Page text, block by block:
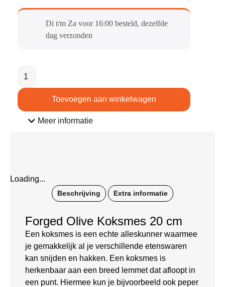
Di t/m Za voor 16:00 besteld, dezelfde
dag verzonden​
Toevoegen aan winkelwagen
Meer informatie
Loading...
Beschrijving Extra informatie
Forged Olive Koksmes 20 cm
Een koksmes is een echte alleskunner waarmee
je gemakkelijk al je verschillende etenswaren
kan snijden en hakken. Een koksmes is
herkenbaar aan een breed lemmet dat afloopt in
een punt. Hiermee kun je bijvoorbeeld ook peper